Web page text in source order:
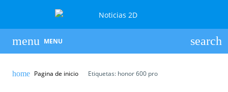
MENU
Pagina de inicio Etiquetas: honor 600 pro